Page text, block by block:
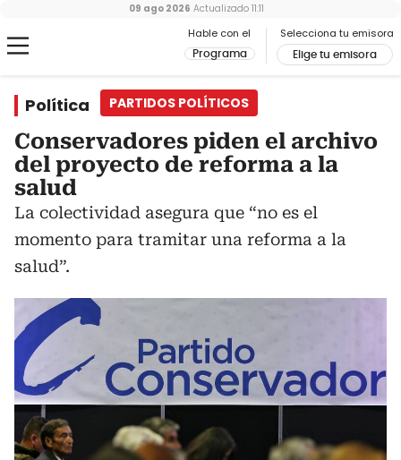
Hable con el
Programa
Selecciona tu emisora
Elige tu emisora
09 ago 2026 Actualizado 11:11
Política PARTIDOS POLÍTICOS
Conservadores piden el archivo
del proyecto de reforma a la
salud
La colectividad asegura que “no es el
momento para tramitar una reforma a la
salud”.